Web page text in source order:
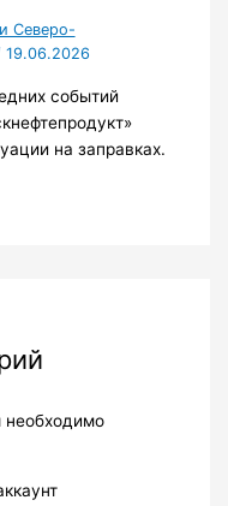
Северо-
19.06.2026
событий
на заправках.
необходимо